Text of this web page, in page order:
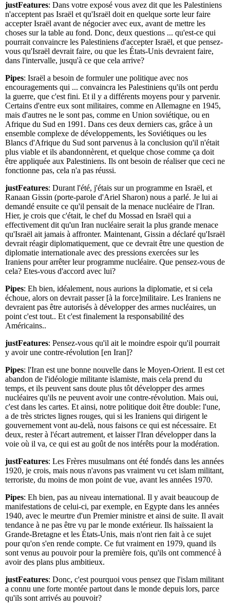
justFeatures: Dans votre exposé vous avez dit que les Palestiniens
n'acceptent pas Israël et qu'Israël doit en quelque sorte leur faire
accepter Israël avant de négocier avec eux, avant de mettre les
choses sur la table au fond. Donc, deux questions ... qu'est-ce qui
pourrait convaincre les Palestiniens d'accepter Israël, et que pensez-
vous qu'Israël devrait faire, ou que les États-Unis devraient faire,
dans l'intervalle, jusqu'à ce que cela arrive?
Pipes: Israël a besoin de formuler une politique avec nos
encouragements qui ... convaincra les Palestiniens qu'ils ont perdu
la guerre, que c'est fini. Et il y a différents moyens pour y parvenir.
Certains d'entre eux sont militaires, comme en Allemagne en 1945,
mais d'autres ne le sont pas, comme en Union soviétique, ou en
Afrique du Sud en 1991. Dans ces deux derniers cas, grâce à un
ensemble complexe de développements, les Soviétiques ou les
Blancs d'Afrique du Sud sont parvenus à la conclusion qu'il n'était
plus viable et ils abandonnèrent, et quelque chose comme ça doit
être appliquée aux Palestiniens. Ils ont besoin de réaliser que ceci ne
fonctionne pas, cela n'a pas réussi.
justFeatures: Durant l'été, j'étais sur un programme en Israël, et
Ranaan Gissin (porte-parole d'Ariel Sharon) nous a parlé. Je lui ai
demandé ensuite ce qu'il pensait de la menace nucléaire de l'Iran.
Hier, je crois que c'était, le chef du Mossad en Israël qui a
effectivement dit qu'un Iran nucléaire serait la plus grande menace
qu'Israël ait jamais à affronter. Maintenant, Gissin a déclaré qu'Israël
devrait réagir diplomatiquement, que ce devrait être une question de
diplomatie internationale avec des pressions exercées sur les
Iraniens pour arrêter leur programme nucléaire. Que pensez-vous de
cela? Etes-vous d'accord avec lui?
Pipes: Eh bien, idéalement, nous aurions la diplomatie, et si cela
échoue, alors on devrait passer [à la force]militaire. Les Iraniens ne
devraient pas être autorisés à développer des armes nucléaires, un
point c'est tout.. Et c'est finalement la responsabilité des
Américains..
justFeatures: Pensez-vous qu'il ait le moindre espoir qu'il pourrait
y avoir une contre-révolution [en Iran]?
Pipes: l'Iran est une bonne nouvelle dans le Moyen-Orient. Il est cet
abandon de l'idéologie militante islamiste, mais cela prend du
temps, et ils peuvent sans doute plus tôt développer des armes
nucléaires qu'ils ne peuvent avoir une contre-révolution. Mais oui,
c'est dans les cartes. Et ainsi, notre politique doit être double: l'une,
a de très strictes lignes rouges, qui si les Iraniens qui dirigent le
gouvernement vont au-delà, nous faisons ce qui est nécessaire. Et
deux, rester à l'écart autrement, et laisser l'Iran développer dans la
voie où il va, ce qui est au goût de nos intérêts pour la modération.
justFeatures: Les Frères musulmans ont été fondés dans les années
1920, je crois, mais nous n'avons pas vraiment vu cet islam militant,
terroriste, du moins de mon point de vue, avant les années 1970.
Pipes: Eh bien, pas au niveau international. Il y avait beaucoup de
manifestations de celui-ci, par exemple, en Egypte dans les années
1940, avec le meurtre d'un Premier ministre et ainsi de suite. Il avait
tendance à ne pas être vu par le monde extérieur. Ils haïssaient la
Grande-Bretagne et les États-Unis, mais n'ont rien fait à ce sujet
pour qu'on s'en rende compte. Ce fut vraiment en 1979, quand ils
sont venus au pouvoir pour la première fois, qu'ils ont commencé à
avoir des plans plus ambitieux.
justFeatures: Donc, c'est pourquoi vous pensez que l'islam militant
a connu une forte montée partout dans le monde depuis lors, parce
qu'ils sont arrivés au pouvoir?